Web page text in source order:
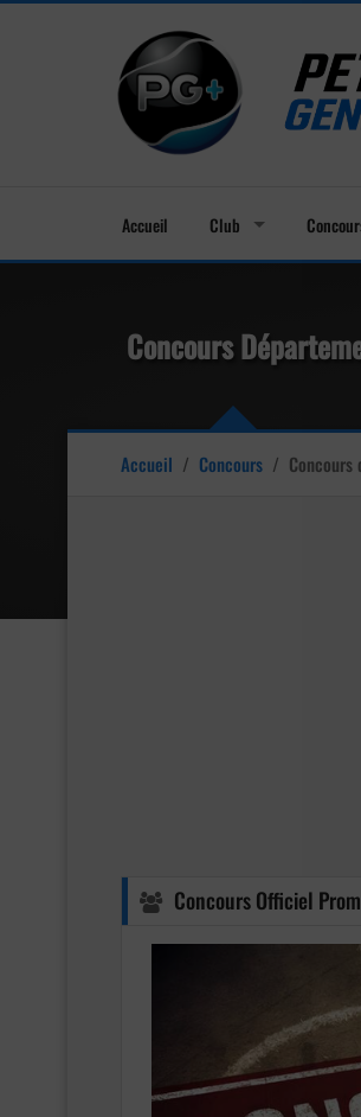
Accueil Club
Concours
Accueil / Concours / Concours
Concours Officiel